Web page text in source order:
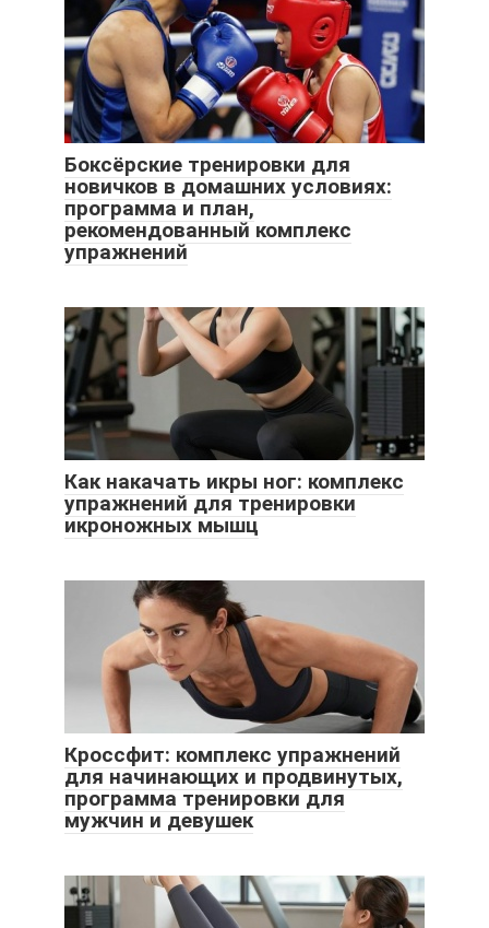
Боксёрские тренировки для
новичков в домашних условиях:
программа и план,
рекомендованный комплекс
упражнений
Как накачать икры ног: комплекс
упражнений для тренировки
икроножных мышц
Кроссфит: комплекс упражнений
для начинающих и продвинутых,
программа тренировки для
мужчин и девушек